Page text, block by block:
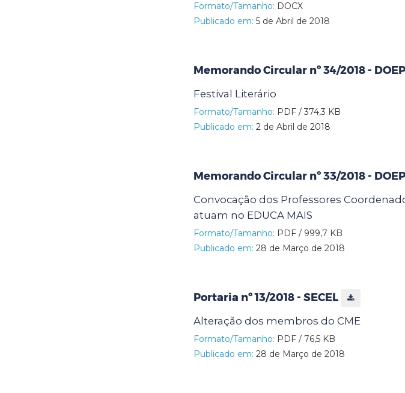
Formato/Tamanho: DOCX
Publicado em: 5 de Abril de 2018
Memorando Circular nº 34/2018 - DOEP
Festival Literário
Formato/Tamanho: PDF / 374,3 KB
Publicado em: 2 de Abril de 2018
Memorando Circular nº 33/2018 - DOEP
Convocação dos Professores
atuam no EDUCA MAIS
Formato/Tamanho: PDF / 999,7 KB
Publicado em: 28 de Março de 2018
Portaria nº 13/2018 - SECEL
Alteração dos membros do CME
Formato/Tamanho: PDF / 76,5 KB
Publicado em: 28 de Março de 2018